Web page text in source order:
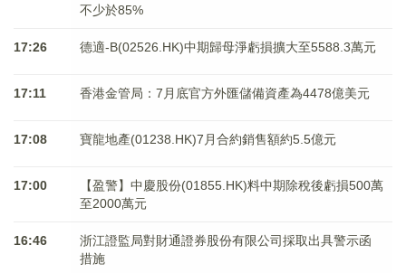
不少於85%
17:26 德適-B(02526.HK)中期歸母淨虧損擴大至5588.3萬元
17:11 香港金管局：7月底官方外匯儲備資產為4478億美元
17:08 寶龍地產(01238.HK)7月合約銷售額約5.5億元
17:00
【盈警】中慶股份(01855.HK)料中期除稅後虧損500萬
至2000萬元
16:46
浙江證監局對財通證券股份有限公司採取出具警示函
措施